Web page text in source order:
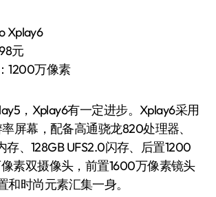
Xplay6
元
1200万像素
，Xplay6有一定进步。Xplay6采用
屏幕，配备高通骁龙820处理器、
存、128GB UFS2.0闪存、后置1200
素双摄像头，前置1600万像素镜头
和时尚元素汇集一身。